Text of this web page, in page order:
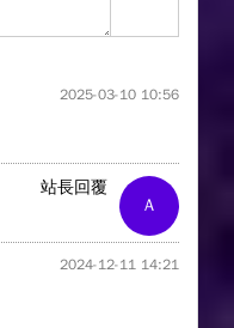
2025-03-10 10:56
A
站長回覆
2024-12-11 14:21